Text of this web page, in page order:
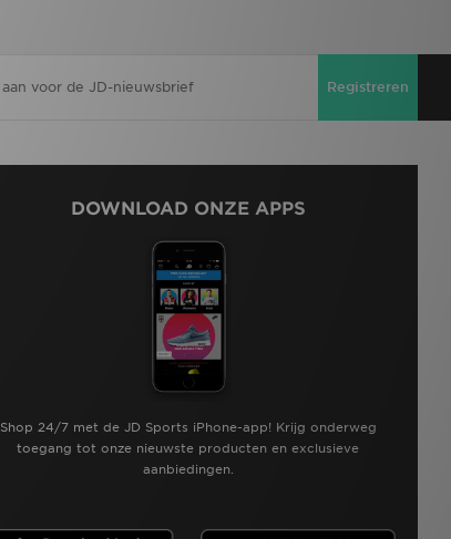
Registreren
DOWNLOAD ONZE APPS
Shop 24/7 met de JD Sports iPhone-app! Krijg onderweg
toegang tot onze nieuwste producten en exclusieve
aanbiedingen.